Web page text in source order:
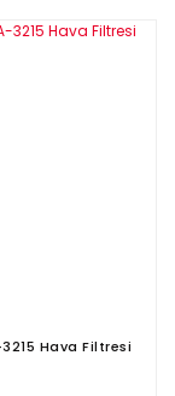
Hava Filtresi